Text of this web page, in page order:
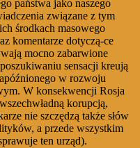
państwa jako naszego
związane z tym
środkach masowego
komentarze dotyczą-ce
mocno zabarwione
sensacji kreują
w rozwoju
W konsekwencji Rosja
korupcją,
nie szczędzą także słów
a przede wszystkim
ten urząd).